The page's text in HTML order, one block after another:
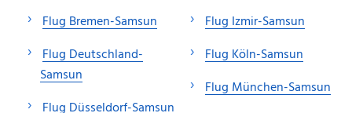
Flug Bremen-Samsun
Flug Deutschland-
Samsun
Flug Düsseldorf-Samsun
Flug Izmir-Samsun
Flug Köln-Samsun
Flug München-Samsun